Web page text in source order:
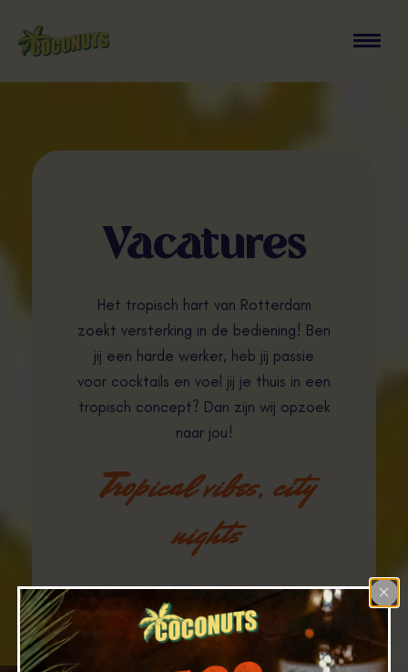
Vacatures
Het tropisch hart van Rotterdam
zoekt versterking in de bediening! Ben
jij een harde werker, heb jij passie
voor cocktails en voel jij je thuis in een
tropisch concept? Dan zijn wij opzoek
naar jou!
Tropical vibes, city
nights